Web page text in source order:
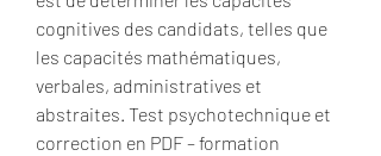
cognitives des candidats, telles que
les capacités mathématiques,
verbales, administratives et
abstraites. Test psychotechnique et
correction en PDF – formation